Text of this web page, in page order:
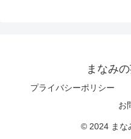
まなみ
プライバシーポリシー
お
© 2024 まな